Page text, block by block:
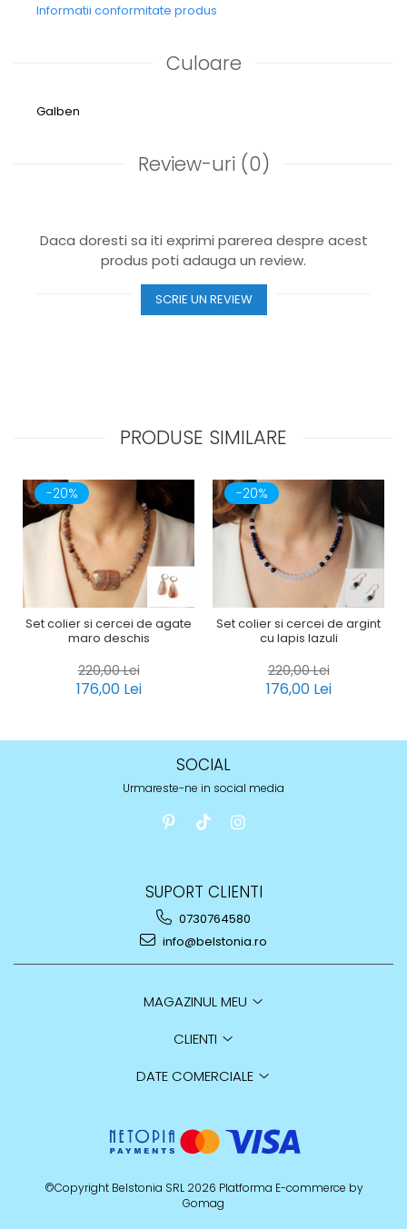
Informatii conformitate produs
Culoare
Galben
Review-uri (0)
Daca doresti sa iti exprimi parerea despre acest
produs poti adauga un review.
SCRIE UN REVIEW
PRODUSE SIMILARE
-20%
Set colier si cercei de agate
maro deschis
220,00 Lei
176,00 Lei
-20%
Set colier si cercei de argint
cu lapis lazuli
220,00 Lei
176,00 Lei
SOCIAL
Urmareste-ne in social media
SUPORT CLIENTI
0730764580
info@belstonia.ro
MAGAZINUL MEU
CLIENTI
DATE COMERCIALE
©Copyright Belstonia SRL 2026 Platforma E-commerce by
Gomag